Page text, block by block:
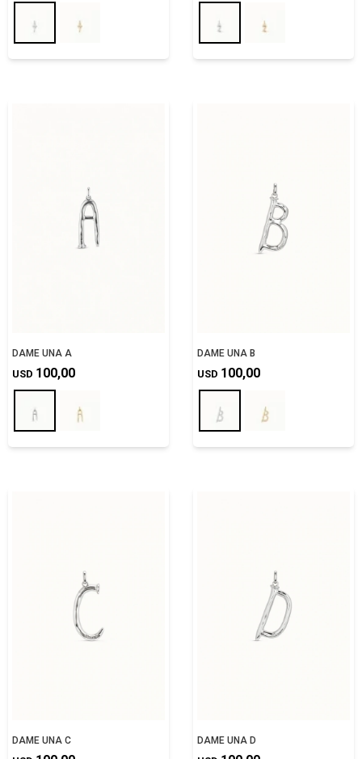
DAME UNA A
USD 100,00
DAME UNA B
USD 100,00
DAME UNA C DAME UNA D